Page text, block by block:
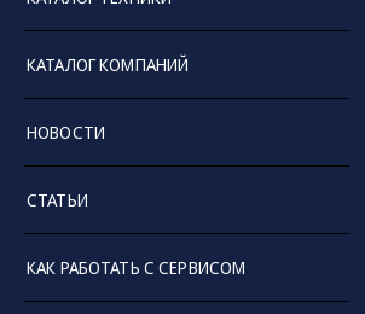
КАТАЛОГ КОМПАНИЙ
НОВОСТИ
СТАТЬИ
КАК РАБОТАТЬ С СЕРВИСОМ